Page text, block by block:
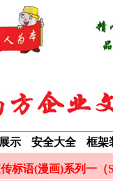
示 安全大全 框架
标语(漫画)系列一（